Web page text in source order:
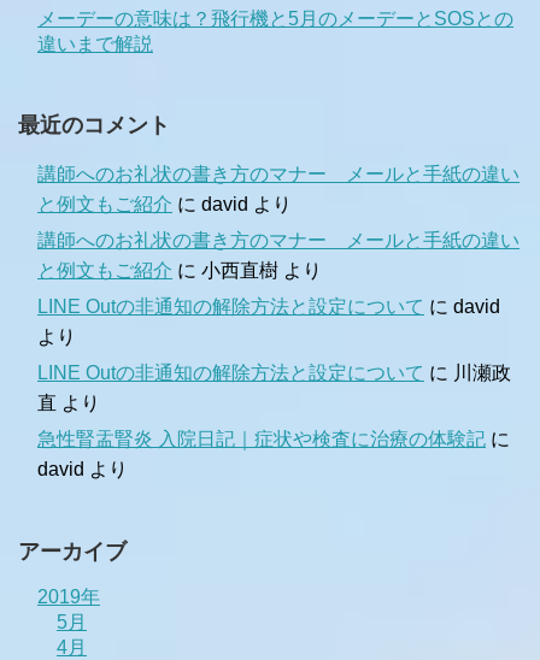
メーデーの意味は？飛行機と5月のメーデーとSOSとの
違いまで解説
最近のコメント
講師へのお礼状の書き方のマナー メールと手紙の違い
と例文もご紹介 に david より
講師へのお礼状の書き方のマナー メールと手紙の違い
と例文もご紹介 に 小西直樹 より
LINE Outの非通知の解除方法と設定について に david
より
LINE Outの非通知の解除方法と設定について に 川瀬政
直 より
急性腎盂腎炎 入院日記｜症状や検査に治療の体験記 に
david より
アーカイブ
2019年
5月
4月